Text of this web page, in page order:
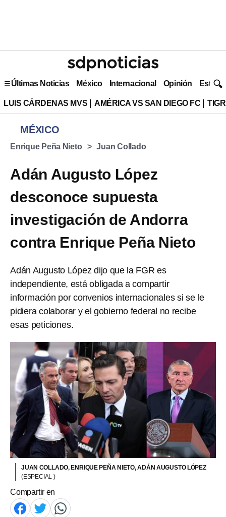
Últimas Noticias México Internacional Opinión Estilo
LUIS CÁRDENAS MVS AMÉRICA VS SAN DIEGO FC
MÉXICO
Enrique Peña Nieto Juan Collado
Adán Augusto López
desconoce supuesta
investigación de Andorra
contra Enrique Peña Nieto
Adán Augusto López dijo que la FGR es
independiente, está obligada a compartir
información por convenios internacionales si se le
pidiera colaborar y el gobierno federal no recibe
esas peticiones.
JUAN COLLADO, ENRIQUE PEÑA NIETO, ADÁN AUGUSTO LÓPEZ
(ESPECIAL )
Compartir en